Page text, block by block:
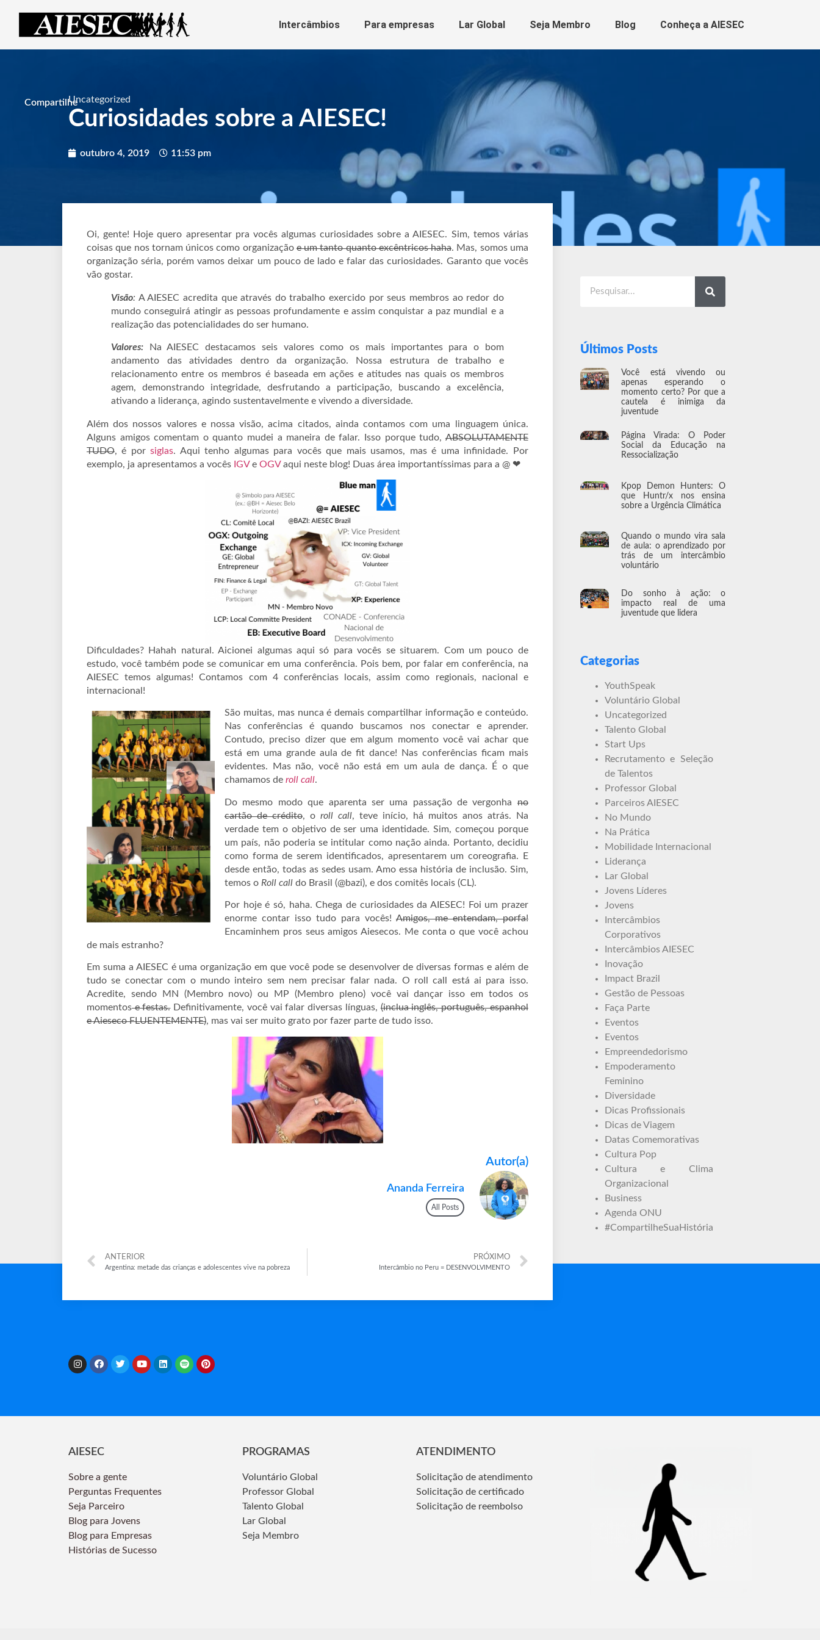
Intercâmbios Para empresas Lar Global Seja Membro Blog Conheça a AIESEC
Uncategorized
Curiosidades sobre a AIESEC!
outubro 4, 2019 11:53 pm
Oi, gente! Hoje quero apresentar pra vocês algumas curiosidades sobre a AIESEC. Sim, temos várias
coisas que nos tornam únicos como organizaçãoe um tanto quanto excêntricos haha. Mas, somos uma
organização séria, porém vamos deixar um pouco de lado e falar das curiosidades. Garanto que vocês
vão gostar.
Visão: A AIESEC acredita que através do trabalho exercido por seus membros ao redor do
mundo conseguirá atingir as pessoas profundamente e assim conquistar a paz mundial e a
realização das potencialidades do ser humano.
Valores: Na AIESEC destacamos seis valores como os mais importantes para o bom
andamento das atividades dentro da organização. Nossa estrutura de trabalho e
relacionamento entre os membros é baseada em ações e atitudes nas quais os membros
agem, demonstrando integridade, desfrutando a participação, buscando a excelência,
ativando a liderança, agindo sustentavelmente e vivendo a diversidade.
Além dos nossos valores e nossa visão, acima citados, ainda contamos com uma linguagem única.
Alguns amigos comentam o quanto mudei a maneira de falar. Isso porque tudo,ABSOLUTAMENTE
TUDO, é porsiglas. Aqui tenho algumas para vocês que mais usamos, mas é uma infinidade. Por
exemplo, ja apresentamos a vocês IGVe OGVaqui neste blog! Duas área importantíssimas para a @ ❤
Dificuldades? Hahah natural. Aicionei algumas aqui só para vocês se situarem. Com um pouco de
estudo, você também pode se comunicar em uma conferência. Pois bem, por falar em conferência, na
AIESEC temos algumas! Contamos com 4 conferências locais, assim como regionais, nacional e
internacional!
São muitas, mas nunca é demais compartilhar informação e conteúdo.
Nas conferências é quando buscamos nos conectar e aprender.
Contudo, preciso dizer que em algum momento você vai achar que
está em uma grande aula de fit dance! Nas conferências ficam mais
evidentes. Mas não, você não está em um aula de dança. É o que
chamamos de roll call.
Do mesmo modo que aparenta ser uma passação de vergonhano
cartão de crédito, o roll call, teve início, há muitos anos atrás. Na
verdade tem o objetivo de ser uma identidade. Sim, começou porque
um país, não poderia se intitular como nação ainda. Portanto, decidiu
como forma de serem identificados, apresentarem um coreografia. E
desde então, todas as sedes usam. Amo essa história de inclusão. Sim,
temos o Roll call do Brasil (@bazi), e dos comitês locais (CL).
Por hoje é só, haha. Chega de curiosidades da AIESEC! Foi um prazer
enorme contar isso tudo para vocês! Amigos, me entendam, porfa!
Encaminhem pros seus amigos Aiesecos. Me conta o que você achou
de mais estranho?
Em suma a AIESEC é uma organização em que você pode se desenvolver de diversas formas e além de
tudo se conectar com o mundo inteiro sem nem precisar falar nada. O roll call está ai para isso.
Acredite, sendo MN (Membro novo) ou MP (Membro pleno) você vai dançar isso em todos os
momentose festas.Definitivamente, você vai falar diversas línguas,(inclua inglês, português, espanhol
e Aieseco FLUENTEMENTE), mas vai ser muito grato por fazer parte de tudo isso.
Autor(a)
Ananda Ferreira
All Posts
ANTERIOR
Argentina: metade das crianças e adolescentes vive na pobreza
PRÓXIMO
Intercâmbio no Peru = DESENVOLVIMENTO
Últimos Posts
Você está vivendo ou
apenas esperando o
momento certo? Por que a
cautela é inimiga da
juventude
Página Virada: O Poder
Social da Educação na
Ressocialização
Kpop Demon Hunters: O
que Huntr/x nos ensina
sobre a Urgência Climática
Quando o mundo vira sala
de aula: o aprendizado por
trás de um intercâmbio
voluntário
Do sonho à ação: o
impacto real de uma
juventude que lidera
Categorias
YouthSpeak
Voluntário Global
Uncategorized
Talento Global
Start Ups
Recrutamento e Seleção
de Talentos
Professor Global
Parceiros AIESEC
No Mundo
Na Prática
Mobilidade Internacional
Liderança
Lar Global
Jovens Líderes
Jovens
Intercâmbios
Corporativos
Intercâmbios AIESEC
Inovação
Impact Brazil
Gestão de Pessoas
Faça Parte
Eventos
Eventos
Empreendedorismo
Empoderamento
Feminino
Diversidade
Dicas Profissionais
Dicas de Viagem
Datas Comemorativas
Cultura Pop
Cultura e Clima
Organizacional
Business
Agenda ONU
#CompartilheSuaHistória
Compartilhe
AIESEC
Sobre a gente
Perguntas Frequentes
Seja Parceiro
Blog para Jovens
Blog para Empresas
Histórias de Sucesso
PROGRAMAS
Voluntário Global
Professor Global
Talento Global
Lar Global
Seja Membro
ATENDIMENTO
Solicitação de atendimento
Solicitação de certificado
Solicitação de reembolso